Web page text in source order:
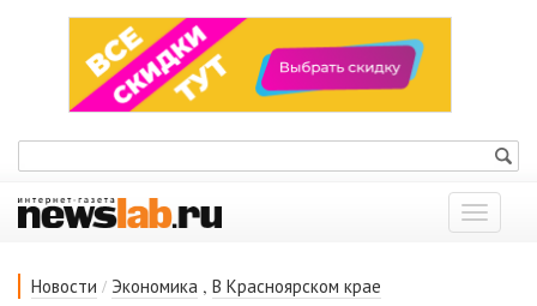
Показать
меню
Новости / Экономика , В Красноярском крае